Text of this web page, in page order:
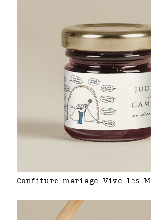
Confiture mariage Vive les